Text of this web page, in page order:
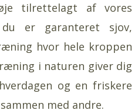
tilrettelagt af vores
er garanteret sjov,
hvor hele kroppen
i naturen giver dig
og en friskere
med andre.